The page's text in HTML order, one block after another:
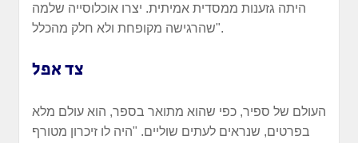
היתה גזענות ממסדית אמיתית. יצרו אוכלוסייה שלמה
שהרגישה מקופחת ולא חלק מהכלל".
צד אפל
העולם של ספיר, כפי שהוא מתואר בספר, הוא עולם מלא
בפרטים, שנראים לעתים שוליים. "היה לו זיכרון מטורף